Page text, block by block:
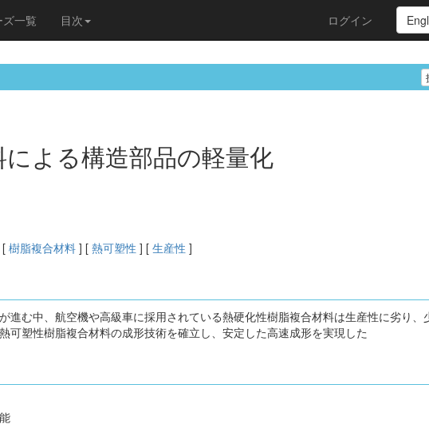
ズ一覧 目次 ログイン
よる構造部品の軽量化
樹脂複合材料 ] [ 熱可塑性 ] [ 生産性 ]
進む中、航空機や高級車に採用されている熱硬化性樹脂複合材料は生産性に劣り
可塑性樹脂複合材料の成形技術を確立し、安定した高速成形を実現した